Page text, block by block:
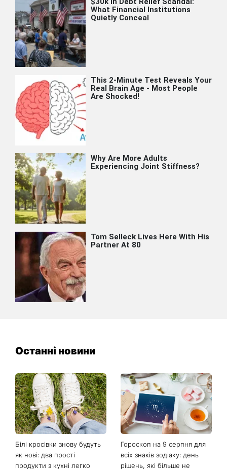
Останні новини
Білі кросівки знову будуть
як нові: два прості
продукти з кухні легко
Гороскоп на 9 серпня для
всіх знаків зодіаку: день
рішень, які більше не